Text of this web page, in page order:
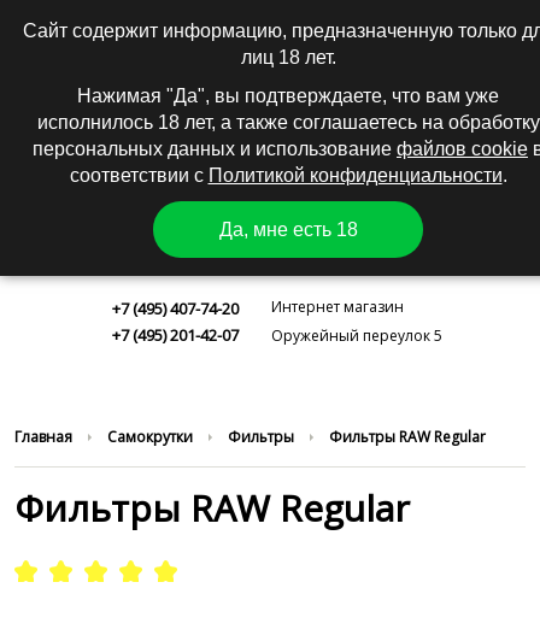
Сайт содержит информацию, предназначенную только
лиц 18 лет.
Нажимая "Да", вы подтверждаете, что вам уже
исполнилось 18 лет, а также соглашаетесь на обработку
персональных данных и использование файлов cookie
соответствии с Политикой конфиденциальности.
Да, мне есть 18
+7 (495) 407-74-20
+7 (495) 201-42-07
Интернет магазин
Оружейный переулок 5
Главная Самокрутки Фильтры Фильтры RAW Regular
Фильтры RAW Regular